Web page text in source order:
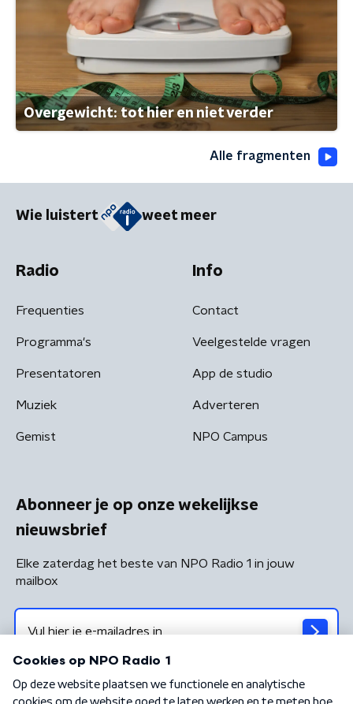
Overgewicht: tot hier en niet verder
Alle fragmenten
Wie luistert weet meer
Radio
Frequenties
Programma's
Presentatoren
Muziek
Gemist
Info
Contact
Veelgestelde vragen
App de studio
Adverteren
NPO Campus
Abonneer je op onze wekelijkse
nieuwsbrief
Elke zaterdag het beste van NPO Radio 1 in jouw
mailbox